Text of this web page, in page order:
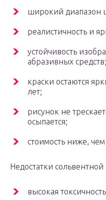
широкий диапазон
реалистичность и
устойчивость
абразивных средств;
краски остаются
лет;
рисунок не
осыпается;
стоимость ниже,
Недостатки сольвентной
высокая